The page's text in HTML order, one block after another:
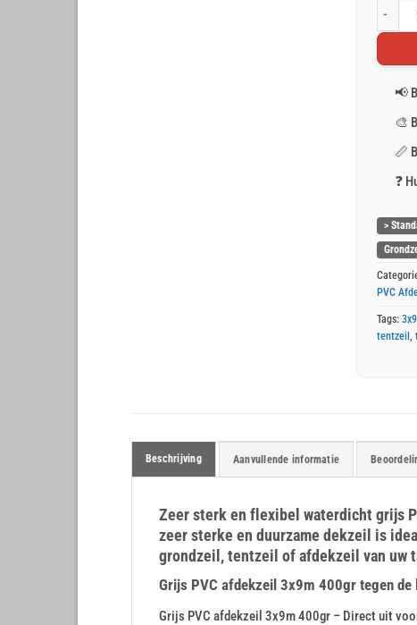
Grijs
📢
🎨
📏
❓
>
PVC
Tags:
tentzeil,
Beschrijving Aanvullende informatie
Zeer sterk en flexibel waterdicht grijs
zeer sterke en duurzame dekzeil is
grondzeil, tentzeil of afdekzeil van uw
Grijs PVC afdekzeil 3x9m 400gr tegen
Grijs PVC afdekzeil 3x9m 400gr – Direct uit